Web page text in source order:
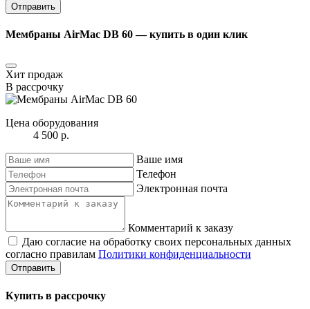
Отправить
Мембраны AirMac DB 60 ― купить в один клик
Хит продаж
В рассрочку
Цена оборудования
4 500 р.
Ваше имя
Телефон
Электронная почта
Комментарий к заказу
Даю согласие на обработку своих персональных данных
согласно правилам Политики конфиденциальности
Отправить
Купить в рассрочку